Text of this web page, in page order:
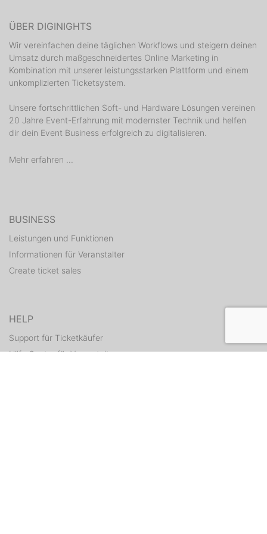
ÜBER DIGINIGHTS
Wir vereinfachen deine täglichen Workflows und steigern deinen
Umsatz durch maßgeschneidertes Online Marketing in
Kombination mit unserer leistungsstarken Plattform und einem
unkomplizierten Ticketsystem.
Unsere fortschrittlichen Soft- und Hardware Lösungen vereinen
20 Jahre Event-Erfahrung mit modernster Technik und helfen
dir dein Event Business erfolgreich zu digitalisieren.
Mehr erfahren ...
BUSINESS
Leistungen und Funktionen
Informationen für Veranstalter
Create ticket sales
HELP
Support für Ticketkäufer
Hilfe Center für Veranstalter